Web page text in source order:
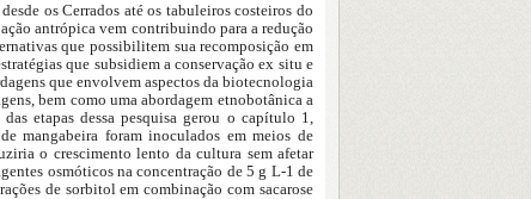
os Cerrados até os tabuleiroscosteiros do
antrópica vem contribuindo para a redução
que possibilitem sua recomposição em
que subsidiem a conservação ex situ e
que envolvem aspectos da biotecnologia
bem como uma abordagem etnobotânica a
das etapas dessa pesquisa gerou o capítulo 1,
mangabeira foram inoculados em meios de
o crescimento lento da cultura sem afetar
osmóticos na concentração de 5 g L-1de
de sorbitol em combinação comsacarose